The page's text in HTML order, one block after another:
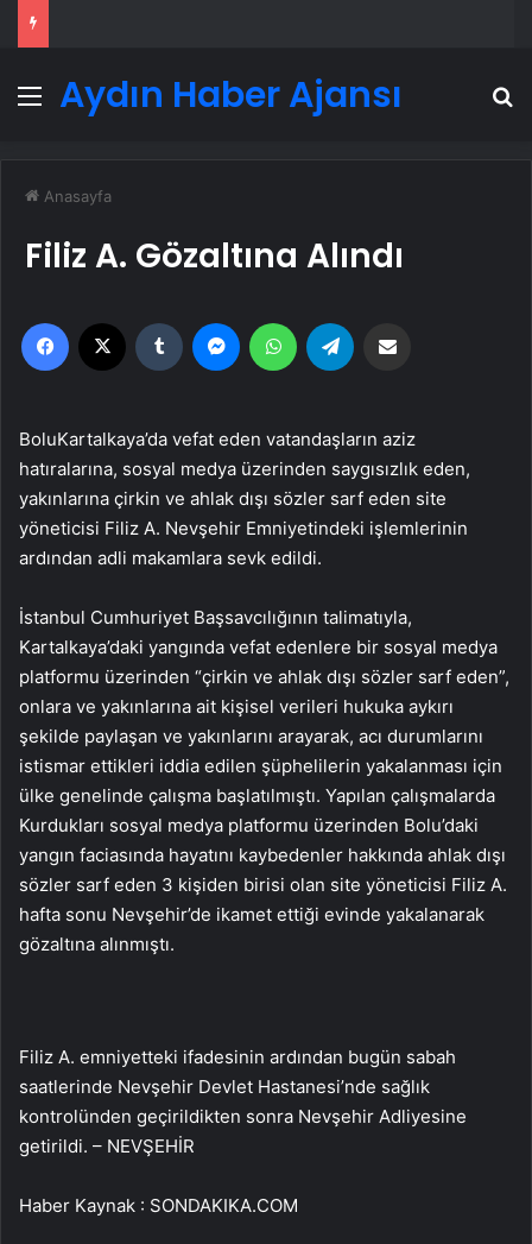
Menü
Aydın Haber Ajansı
Anasayfa
Filiz A. Gözaltına Alındı
Facebook Tumblr MessengerWhatsApp
BoluKartalkaya’da vefat eden vatandaşların aziz
hatıralarına, sosyal medya üzerinden saygısızlık eden,
yakınlarına çirkin ve ahlak dışı sözler sarf eden site
yöneticisi Filiz A. Nevşehir Emniyetindeki işlemlerinin
ardından adli makamlara sevk edildi.
İstanbul Cumhuriyet Başsavcılığının talimatıyla,
Kartalkaya’daki yangında vefat edenlere bir sosyal medya
platformu üzerinden “çirkin ve ahlak dışı sözler sarf eden”,
onlara ve yakınlarına ait kişisel verileri hukuka aykırı
şekilde paylaşan ve yakınlarını arayarak, acı durumlarını
istismar ettikleri iddia edilen şüphelilerin yakalanması için
ülke genelinde çalışma başlatılmıştı. Yapılan çalışmalarda
Kurdukları sosyal medya platformu üzerinden Bolu’daki
yangın faciasında hayatını kaybedenler hakkında ahlak dışı
sözler sarf eden 3 kişiden birisi olan site yöneticisi Filiz A.
hafta sonu Nevşehir’de ikamet ettiği evinde yakalanarak
gözaltına alınmıştı.
Filiz A. emniyetteki ifadesinin ardından bugün sabah
saatlerinde Nevşehir Devlet Hastanesi’nde sağlık
kontrolünden geçirildikten sonra Nevşehir Adliyesine
getirildi. – NEVŞEHİR
Haber Kaynak : SONDAKIKA.COM